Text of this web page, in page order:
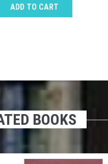
ADD TO CART
BOOKS